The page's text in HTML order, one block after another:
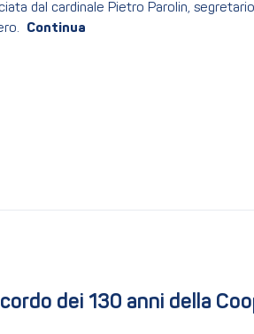
dal cardinale Pietro Parolin,
dei 130 anni della